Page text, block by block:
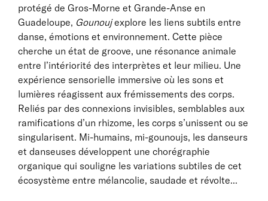
protégé de Gros-Morne et Grande-Anse en
Guadeloupe, Gounoujexplore les liens subtils entre
danse, émotions et environnement. Cette pièce
cherche un état de groove, une résonance animale
entre l’intériorité des interprètes et leur milieu. Une
expérience sensorielle immersive où les sons et
lumières réagissent aux frémissements des corps.
Reliés par des connexions invisibles, semblables aux
ramifications d’un rhizome, les corps s’unissent ou se
singularisent. Mi-humains, mi-gounoujs, les danseurs
et danseuses développent une chorégraphie
organique qui souligne les variations subtiles de cet
écosystème entre mélancolie, saudade et révolte...